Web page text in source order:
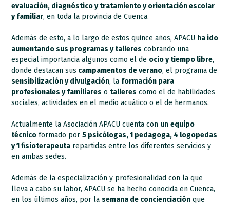
evaluación, diagnóstico y tratamiento y orientación escolar
y familiar, en toda la provincia de Cuenca.
Además de esto, a lo largo de estos quince años, APACU ha ido
aumentando sus programas y talleres cobrando una
especial importancia algunos como el de ocio y tiempo libre,
donde destacan sus campamentos de verano, el programa de
sensibilización y divulgación, la formación para
profesionales y familiares o talleres como el de habilidades
sociales, actividades en el medio acuático o el de hermanos.
Actualmente la Asociación APACU cuenta con unequipo
técnico formado por5 psicólogas, 1 pedagoga, 4 logopedas
y 1 fisioterapeuta repartidas entre los diferentes servicios y
en ambas sedes.
Además de la especialización y profesionalidad con la que
lleva a cabo su labor, APACU se ha hecho conocida en Cuenca,
en los últimos años, por lasemana de concienciación que